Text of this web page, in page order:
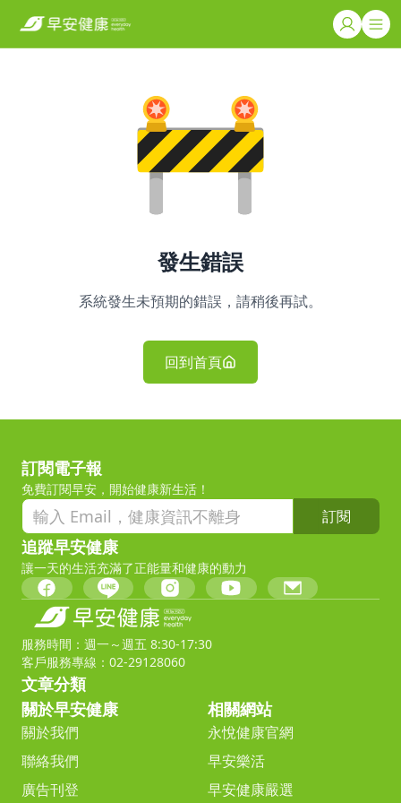
發生錯誤
系統發生未預期的錯誤，請稍後再試。
回到首頁
訂閱電子報
免費訂閱早安，開始健康新生活！
訂閱
追蹤早安健康
讓一天的生活充滿了正能量和健康的動力
服務時間：週一～週五 8:30-17:30
客戶服務專線：02-29128060
文章分類
關於早安健康
關於我們
聯絡我們
廣告刊登
相關網站
永悅健康官網
早安樂活
早安健康嚴選